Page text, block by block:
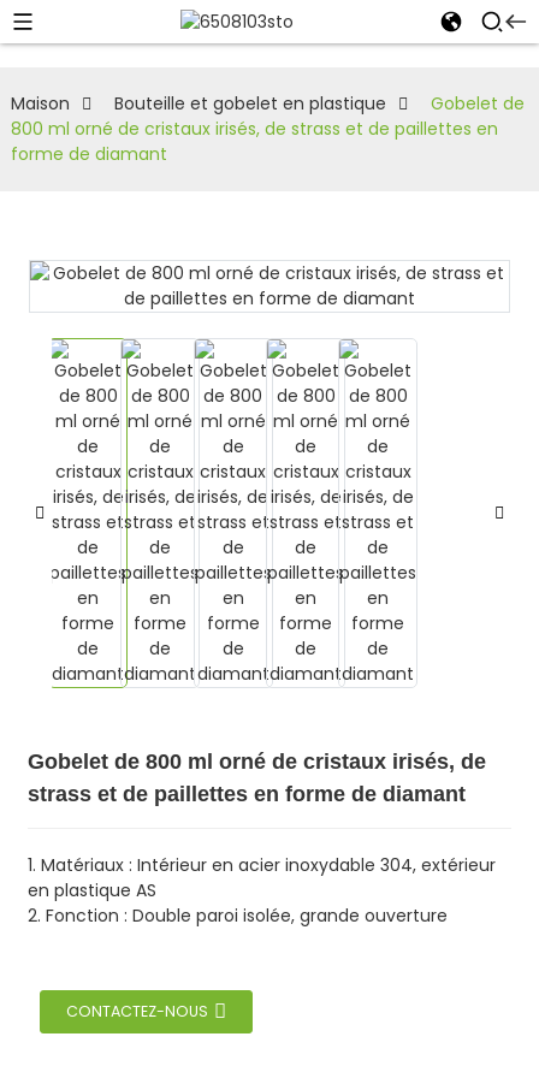
Maison Bouteille et gobelet en plastique
Gobelet de
800 ml orné de cristaux irisés, de strass et de paillettes en
forme de diamant
Gobelet de 800 ml orné de cristaux irisés, de
strass et de paillettes en forme de diamant
1. Matériaux : Intérieur en acier inoxydable 304, extérieur
en plastique AS
2. Fonction : Double paroi isolée, grande ouverture
CONTACTEZ-NOUS